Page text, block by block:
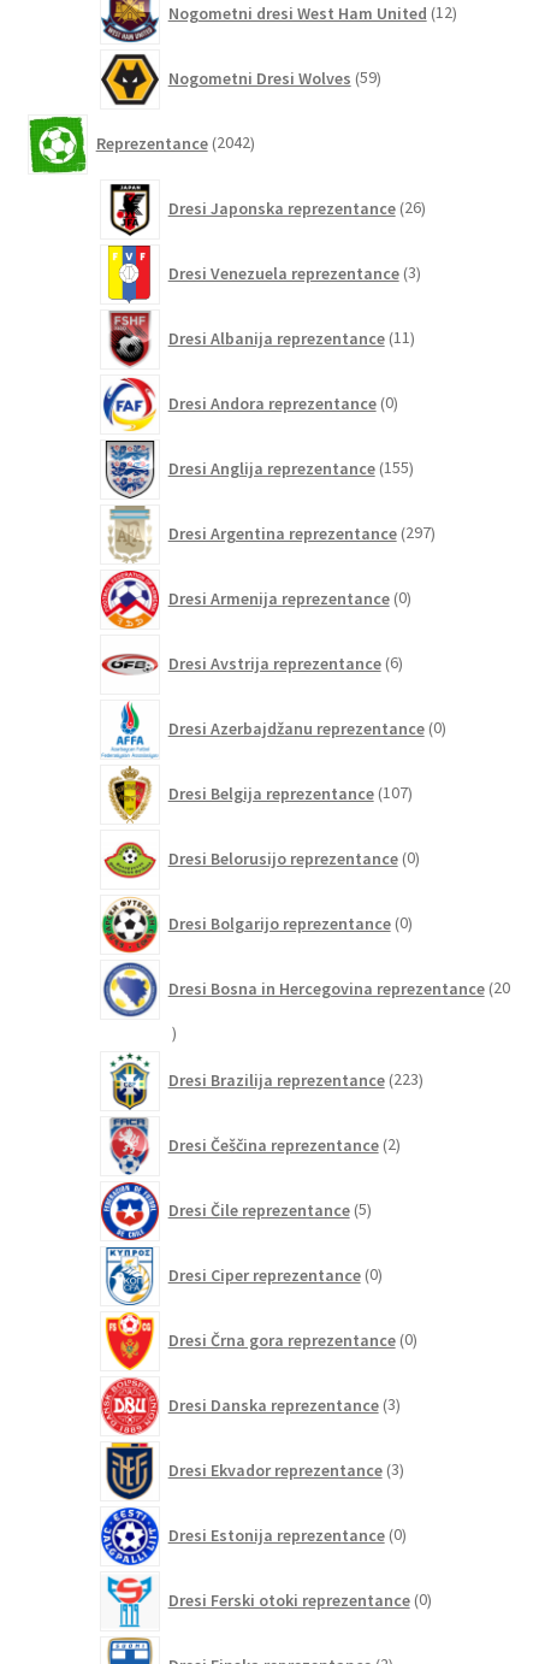
Nogometni dresi West Ham United 12izdelkov
Nogometni Dresi Wolves 59izdelkov
Reprezentance 2042izdelkov
Dresi Japonska reprezentance 26izdelkov
Dresi Venezuela reprezentance 3izdelki
Dresi Albanija reprezentance 11izdelkov
Dresi Andora reprezentance 0izdelkov
Dresi Anglija reprezentance 155izdelkov
Dresi Argentina reprezentance 297izdelkov
Dresi Armenija reprezentance 0izdelkov
Dresi Avstrija reprezentance 6izdelkov
Dresi Azerbajdžanu reprezentance 0izdelkov
Dresi Belgija reprezentance 107izdelkov
Dresi Belorusijo reprezentance 0izdelkov
Dresi Bolgarijo reprezentance 0izdelkov
Dresi Bosna in Hercegovina reprezentance 20
20
Dresi Brazilija reprezentance 223izdelkov
Dresi Češčina reprezentance 2izdelka
Dresi Čile reprezentance 5izdelkov
Dresi Ciper reprezentance 0izdelkov
Dresi Črna gora reprezentance 0izdelkov
Dresi Danska reprezentance 3izdelki
Dresi Ekvador reprezentance 3izdelki
Dresi Estonija reprezentance 0izdelkov
Dresi Ferski otoki reprezentance 0izdelkov